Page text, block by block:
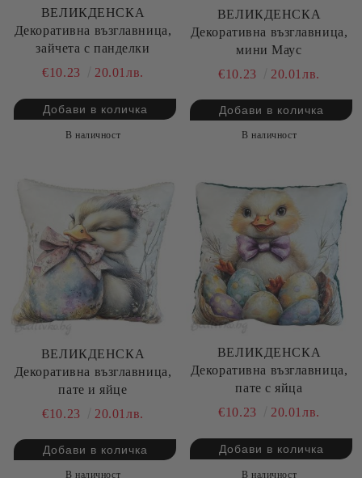
ВЕЛИКДЕНСКА
Декоративна възглавница,
зайчета с панделки
€10.23
20.01лв.
В наличност
ВЕЛИКДЕНСКА
Декоративна възглавница,
мини Маус
€10.23
20.01лв.
В наличност
ВЕЛИКДЕНСКА
Декоративна възглавница,
пате и яйце
€10.23
20.01лв.
В наличност
ВЕЛИКДЕНСКА
Декоративна възглавница,
пате с яйца
€10.23
20.01лв.
В наличност